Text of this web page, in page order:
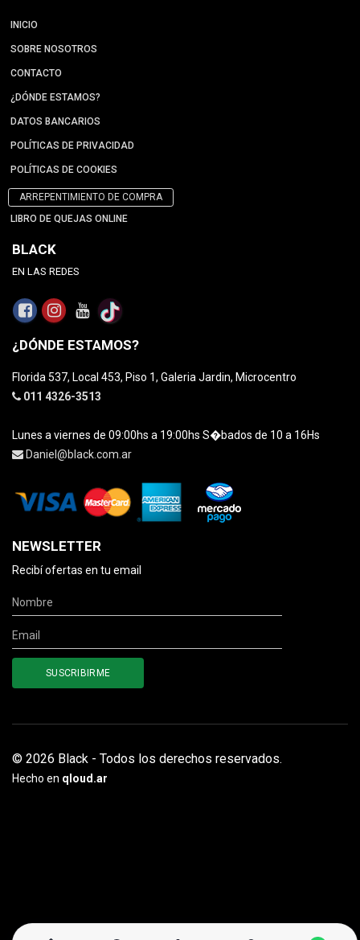
INICIO
SOBRE NOSOTROS
CONTACTO
¿DÓNDE ESTAMOS?
DATOS BANCARIOS
POLÍTICAS DE PRIVACIDAD
POLÍTICAS DE COOKIES
ARREPENTIMIENTO DE COMPRA
LIBRO DE QUEJAS ONLINE
BLACK
EN LAS REDES
¿DÓNDE ESTAMOS?
Florida 537, Local 453, Piso 1, Galeria Jardin, Microcentro
011 4326-3513
Lunes a viernes de 09:00hs a 19:00hs S�bados de 10 a 16Hs
Daniel@black.com.ar
NEWSLETTER
Recibí ofertas en tu email
© 2026 Black - Todos los derechos reservados.
Hecho en qloud.ar